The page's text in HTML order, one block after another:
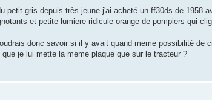
petit gris depuis très jeune j'ai acheté un ff30ds de 1958
et petite lumiere ridicule orange de pompiers qui
donc savoir si il y avait quand meme possibilité de
je lui mette la meme plaque que sur le tracteur ?